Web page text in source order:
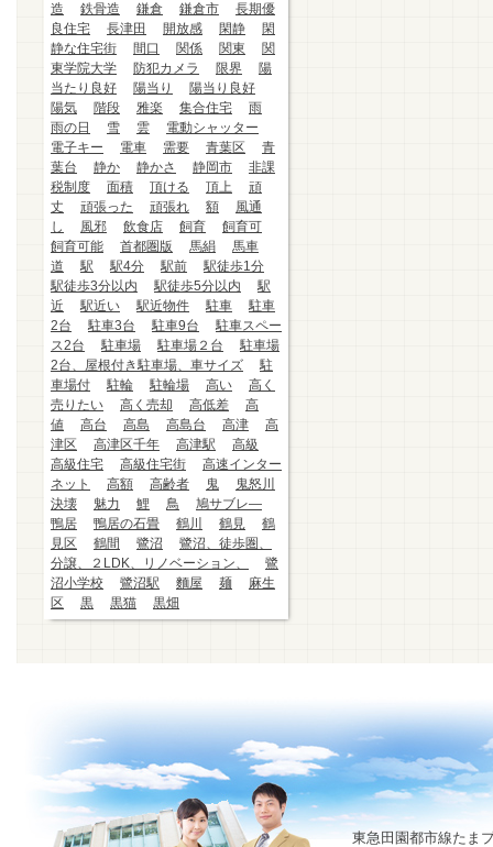
造
鉄骨造 鎌倉 鎌倉市
長期優
良住宅
長津田 開放感 閑静
閑
静な住宅街
間口 関係 関東
関
東学院大学
防犯カメラ 限界
陽
当たり良好
陽当り
陽当り良好
陽気
階段 雅楽 集合住宅
雨
雨の日
雪 雲
電動シャッター
電子キー
電車 需要 青葉区
青
葉台
静か 静かさ 静岡市
非課
税制度
面積 頂ける 頂上
頑
丈
頑張った 頑張れ 額
風通
し
風邪 飲食店 飼育
飼育可
飼育可能
首都圏版 馬絹
馬車
道
駅 駅4分 駅前
駅徒歩1分
駅徒歩3分以内
駅徒歩5分以内
駅
近
駅近い 駅近物件 駐車
駐車
2台
駐車3台 駐車9台
駐車スペー
ス2台
駐車場 駐車場２台
駐車場
2台、屋根付き駐車場、車サイズ
駐
車場付
駐輪 駐輪場 高い
高く
売りたい
高く売却 高低差
高
値
高台 高島 高島台 高津
高
津区
高津区千年 高津駅
高級
高級住宅
高級住宅街
高速インター
ネット
高額 高齢者 鬼
鬼怒川
決壊
魅力 鯉 鳥
鳩サブレ―
鴨居
鴨居の石畳 鶴川 鶴見
鶴
見区
鶴間 鷺沼
鷺沼、徒歩圏、
分譲、２LDK、リノベーション、
鷺
沼小学校
鷺沼駅 麵屋 麺
麻生
区
黒 黒猫 黒畑
東急田園都市線たま